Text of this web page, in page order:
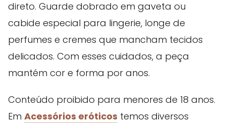
direto. Guarde dobrado em gaveta ou
cabide especial para lingerie, longe de
perfumes e cremes que mancham tecidos
delicados. Com esses cuidados, a peça
mantém cor e forma por anos.
Conteúdo proibido para menores de 18 anos.
Em Acessórios eróticos temos diversos